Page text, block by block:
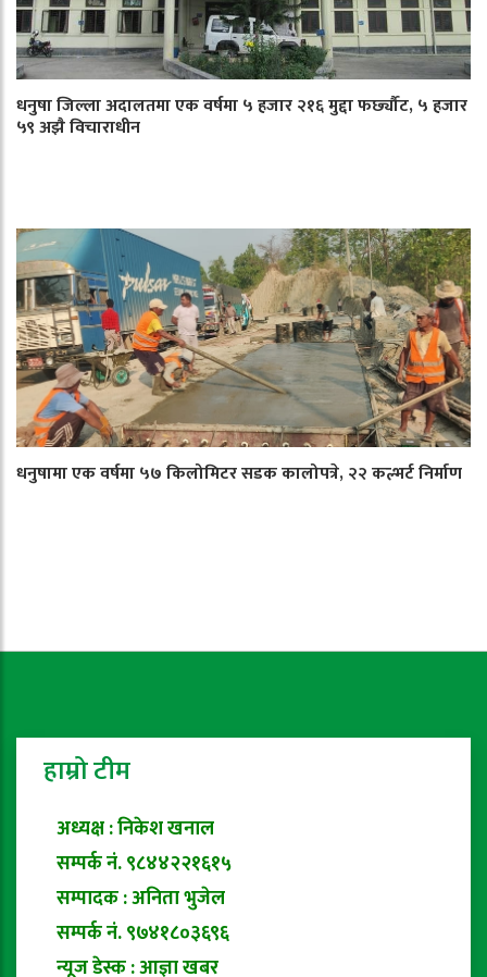
धनुषा जिल्ला अदालतमा एक वर्षमा ५ हजार २१६ मुद्दा फर्छ्यौट, ५ हजार
५९ अझै विचाराधीन
धनुषामा एक वर्षमा ५७ किलोमिटर सडक कालोपत्रे, २२ कल्भर्ट निर्माण
हाम्रो टीम
अध्यक्ष : निकेश खनाल
सम्पर्क नं. ९८४४२२१६१५
सम्पादक : अनिता भुजेल
सम्पर्क नं. ९७४१८०३६९६
न्यूज डेस्क : आज्ञा खबर